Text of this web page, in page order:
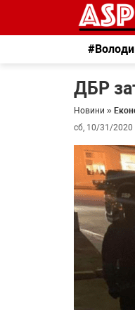
ДБР
Новини »
сб, 10/31/2020